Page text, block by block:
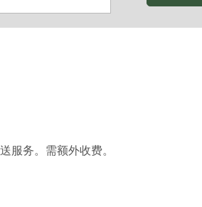
服务。需额外收费。